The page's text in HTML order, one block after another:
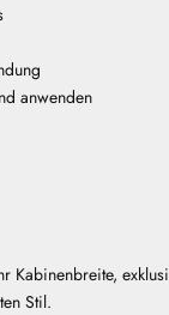
anwenden
Kabinenbreite,
Stil.